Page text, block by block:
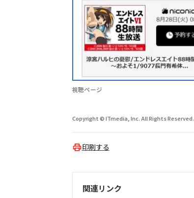
視聴ページ
Copyright © ITmedia, Inc. All Rights Reserved.
印刷する
関連リンク